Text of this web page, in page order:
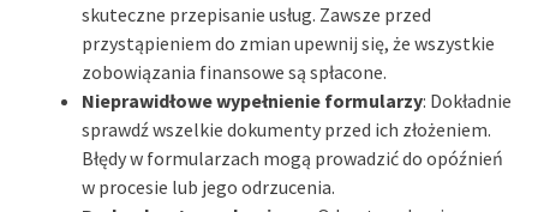
skuteczne przepisanie usług. Zawsze przed
przystąpieniem do zmian upewnij się, że wszystkie
zobowiązania finansowe są spłacone.
Nieprawidłowe wypełnienie formularzy: Dokładnie
sprawdź wszelkie dokumenty przed ich złożeniem.
Błędy w formularzach mogą prowadzić do opóźnień
w procesie lub jego odrzucenia.